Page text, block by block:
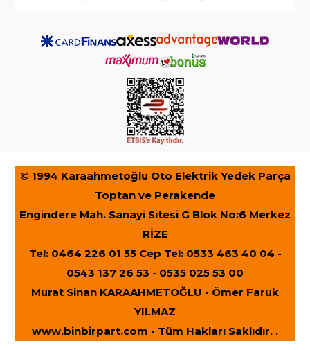
© 1994 Karaahmetoğlu Oto Elektrik Yedek Parça
Toptan ve Perakende
Engindere Mah. Sanayi Sitesi G Blok No:6 Merkez
RİZE
Tel: 0464 226 01 55 Cep Tel: 0533 463 40 04 -
0543 137 26 53 - 0535 025 53 00
Murat Sinan KARAAHMETOĞLU - Ömer Faruk
YILMAZ
www.binbirpart.com - Tüm Hakları Saklıdır. .